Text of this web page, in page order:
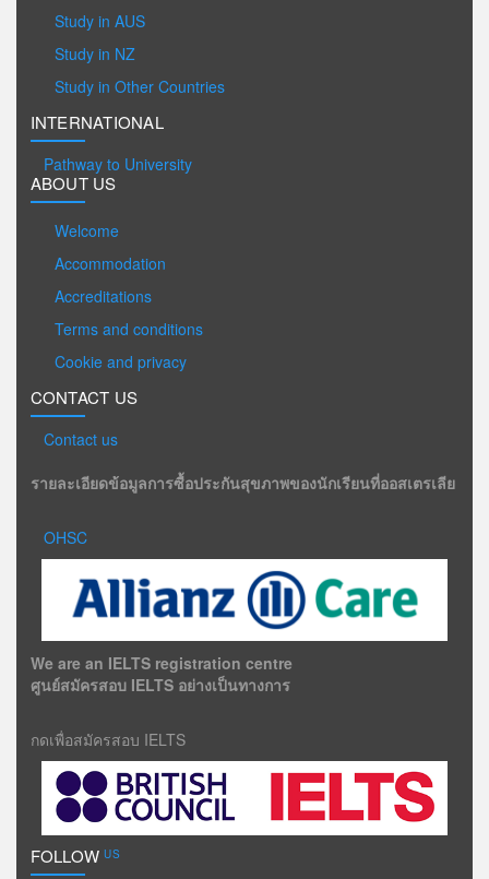
Study in AUS
Study in NZ
Study in Other Countries
INTERNATIONAL
Pathway to University
ABOUT US
Welcome
Accommodation
Accreditations
Terms and conditions
Cookie and privacy
CONTACT US
Contact us
รายละเอียดข้อมูลการซื้อประกันสุขภาพของนักเรียนที่ออสเตรเลีย
OHSC
We are an IELTS registration centre
ศูนย์สมัครสอบ IELTS อย่างเป็นทางการ
กดเพื่อสมัครสอบ IELTS
FOLLOWUS